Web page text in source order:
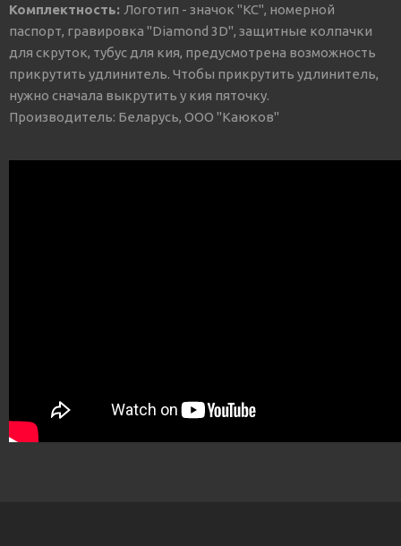
Комплектность: Логотип - значок "КС", номерной
паспорт, гравировка "Diamond 3D", защитные колпачки
для скруток, тубус для кия, предусмотрена возможность
прикрутить удлинитель. Чтобы прикрутить удлинитель,
нужно сначала выкрутить у кия пяточку.
Производитель: Беларусь, ООО "Каюков"